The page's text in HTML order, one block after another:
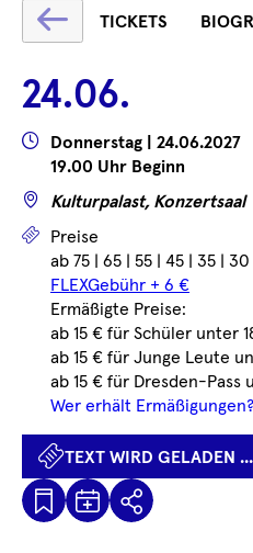
Text
wird
geladen
...
TICKETS
24.06.
Wann
Donnerstag | 24.06.2027
19.00 Uhr Beginn
WoKulturpalast, Konzertsaal
Preise
Preise
ab 75 | 65 | 55 | 45 | 35 | 30
FLEXGebühr + 6 €
Ermäßigte Preise:
ab 15 € für Schüler unter
ab 15 € für Junge Leute
ab 15 € für Dresden-Pass
Wer erhält
TEXT WIRD GELADEN ...
TextKalenderdatei
Teilen